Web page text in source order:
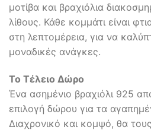
μοτίβα και βραχιόλια
λίθους. Κάθε κομμάτι είναι
στη λεπτομέρεια, για να
μοναδικές ανάγκες.
Το Τέλειο Δώρο
Ένα ασημένιο βραχιόλι 925
επιλογή δώρου για τα
Διαχρονικό και κομψό, θα